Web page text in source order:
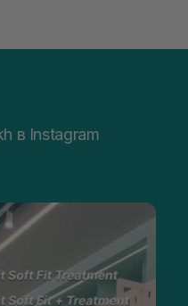
в Instagram